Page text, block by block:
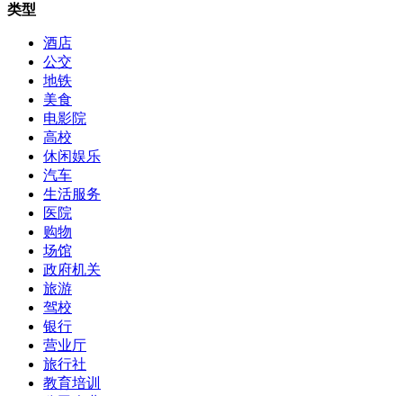
类型
酒店
公交
地铁
美食
电影院
高校
休闲娱乐
汽车
生活服务
医院
购物
场馆
政府机关
旅游
驾校
银行
营业厅
旅行社
教育培训